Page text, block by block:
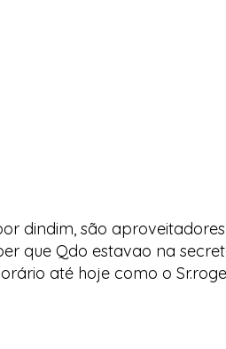
dindim, são
que Qdo estavao na
até hoje como o